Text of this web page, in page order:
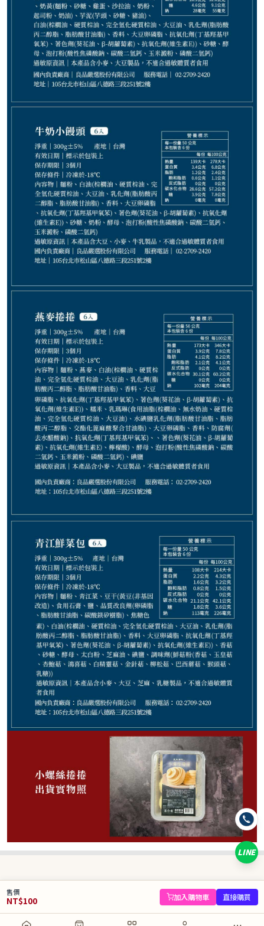
售價
NT$100 加入購物車 直接購買
100 NT$ 150
小螺絲捲捲6顆/盒
− +
加入購物車 直接購買
LINE